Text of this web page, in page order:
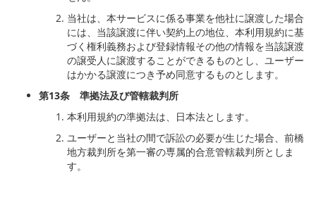
当社は、本サービスに係る事業を他社に譲渡した場合
には、当該譲渡に伴い契約上の地位、本利用規約に基
づく権利義務および登録情報その他の情報を当該譲渡
の譲受人に譲渡することができるものとし、ユーザー
はかかる譲渡につき予め同意するものとします。
第13条 準拠法及び管轄裁判所
本利用規約の準拠法は、日本法とします。
ユーザーと当社の間で訴訟の必要が生じた場合、前橋
地方裁判所を第一審の専属的合意管轄裁判所としま
す。